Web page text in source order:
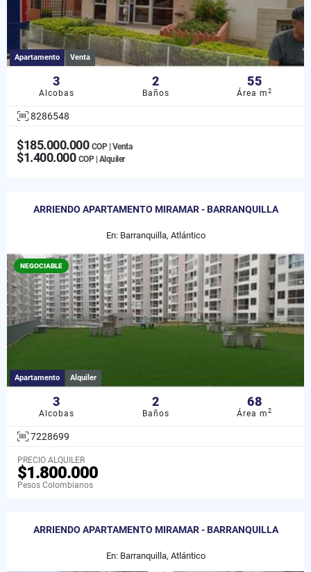
Apartamento Venta
3
Alcobas
2
Baños
55
Área m2
8286548
$185.000.000 COP | Venta
$1.400.000 COP | Alquiler
ARRIENDO APARTAMENTO MIRAMAR - BARRANQUILLA
En: Barranquilla, Atlántico
NEGOCIABLE
Apartamento Alquiler
3
Alcobas
2
Baños
68
Área m2
7228699
PRECIO ALQUILER
$1.800.000
Pesos Colombianos
ARRIENDO APARTAMENTO MIRAMAR - BARRANQUILLA
En: Barranquilla, Atlántico